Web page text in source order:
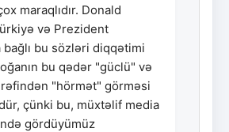
maraqlıdır. Donald
və Prezident
bu sözləri diqqətimi
bu qədər "güclü" və
"hörmət" görməsi
çünki bu, müxtəlif media
gördüyümüz